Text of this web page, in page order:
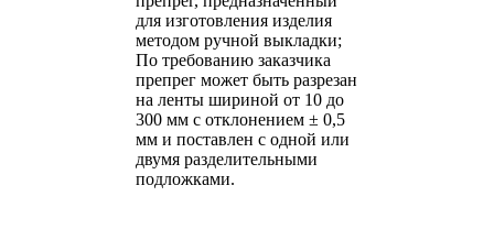
для изготовления изделия
методом ручной выкладки;
По требованию заказчика
препрег может быть разрезан
на ленты шириной от 10 до
300 мм с отклонением ± 0,5
мм и поставлен с одной или
двумя разделительными
подложками.